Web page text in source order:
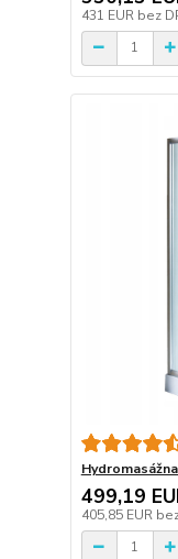
431 EUR bez
499,19
405,85 EUR